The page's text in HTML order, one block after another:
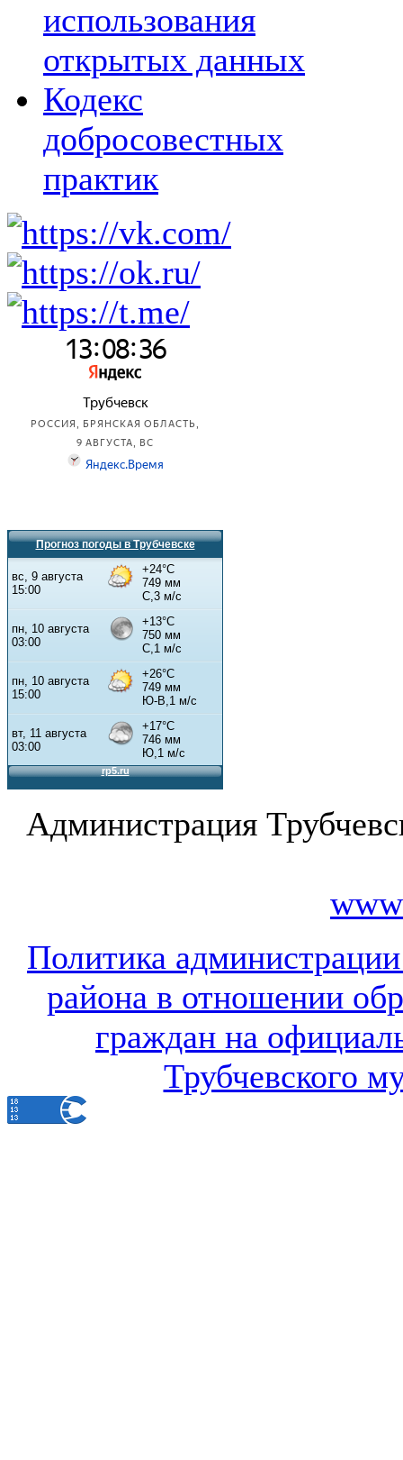
использования
открытых данных
Кодекс
добросовестных
практик
Прогноз погоды в Трубчевске
Администрация
Политика
района в отношении
граждан на
Трубчевского